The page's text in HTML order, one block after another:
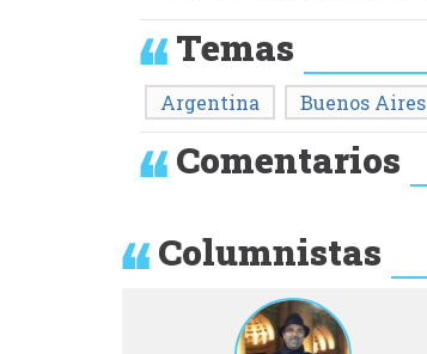
Temas
Argentina Buenos Aires
Comentarios
Columnistas